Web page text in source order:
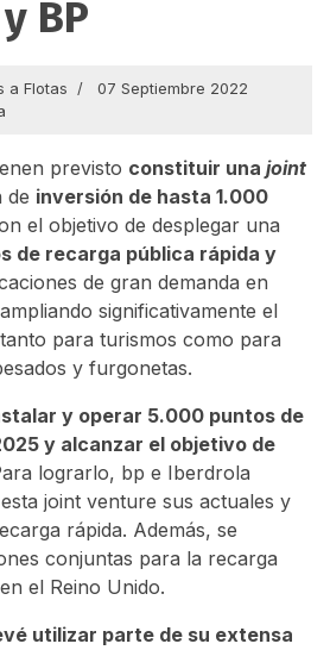
BP
a Flotas
07 Septiembre 2022
previsto constituir una joint
de inversión de hasta 1.000
el objetivo de desplegar una
de recarga pública rápida y
de gran demanda en
significativamente el
para turismos como para
y furgonetas.
y operar 5.000 puntos de
y alcanzar el objetivo de
lograrlo, bp e Iberdrola
joint venture sus actuales y
rápida. Además, se
conjuntas para la recarga
el Reino Unido.
utilizar parte de su extensa